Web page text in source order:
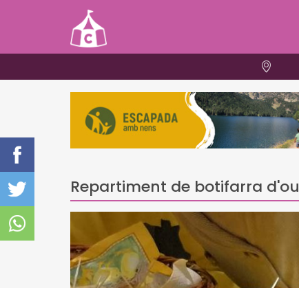
Repartiment de botifarra d'ou